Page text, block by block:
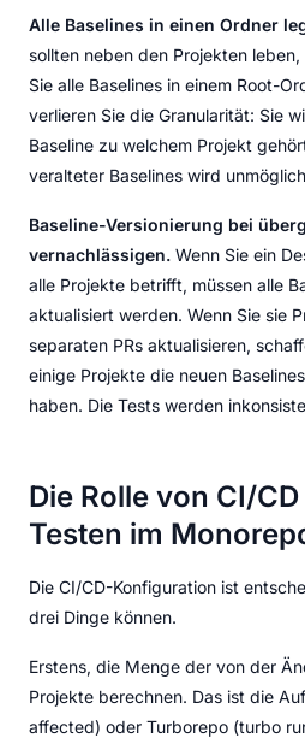
Alle Baselines in einen Ordner
sollten neben den Projekten
Sie alle Baselines in einem Root-
verlieren Sie die Granularität: Sie
Baseline zu welchem Projekt
veralteter Baselines wird
Baseline-Versionierung bei
vernachlässigen. Wenn Sie ein
alle Projekte betrifft, müssen alle
aktualisiert werden. Wenn Sie sie
separaten PRs aktualisieren,
einige Projekte die neuen
haben. Die Tests werden
Die Rolle von CI/
Testen im
Die CI/CD-Konfiguration ist
drei Dinge können.
Erstens, die Menge der von der
Projekte berechnen. Das ist die
affected) oder Turborepo (turbo